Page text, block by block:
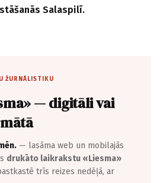
Salaspilī.
ŽURNĀLISTIKU
— digitāli vai
— lasāma web un mobilajās
drukāto laikrakstu «Liesma»
trīs reizes nedēļā, ar